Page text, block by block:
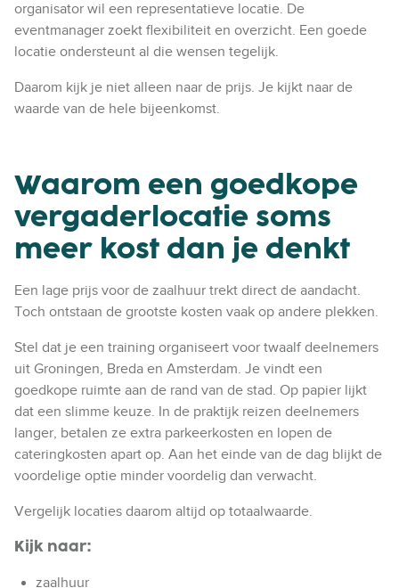
d
e
n
i
j
i
s
t
o
m
e
e
i
n
g
c
e
n
t
r
organisator wil een representatieve locatie. De
eventmanager zoekt flexibiliteit en overzicht. Een goede
locatie ondersteunt al die wensen tegelijk.
Daarom kijk je niet alleen naar de prijs. Je kijkt naar de
waarde van de hele bijeenkomst.
Waarom een goedkope
vergaderlocatie soms
meer kost dan je denkt
Een lage prijs voor de zaalhuur trekt direct de aandacht.
Toch ontstaan de grootste kosten vaak op andere plekken.
Stel dat je een training organiseert voor twaalf deelnemers
uit Groningen, Breda en Amsterdam. Je vindt een
goedkope ruimte aan de rand van de stad. Op papier lijkt
dat een slimme keuze. In de praktijk reizen deelnemers
langer, betalen ze extra parkeerkosten en lopen de
cateringkosten apart op. Aan het einde van de dag blijkt de
voordelige optie minder voordelig dan verwacht.
Vergelijk locaties daarom altijd op totaalwaarde.
Kijk naar:
zaalhuur